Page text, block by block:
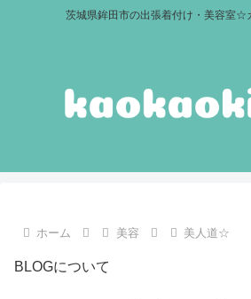
茨城県鉾田市の出張着付け・美容室☆
ホーム 美容 美人道☆
BLOGについて